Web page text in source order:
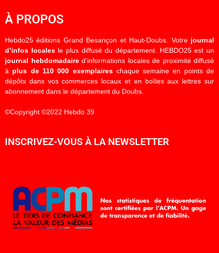
À PROPOS
Hebdo25 éditions Grand Besançon et Haut-Doubs. Votre journal
d’infos localesle plus diffusé du département. HEBDO25 est un
journal hebdomadaired’informations locales de proximité diffusé
à plus de 110 000 exemplaireschaque semaine en points de
dépôts dans vos commerces locaux et en boîtes aux lettres sur
abonnement dans le département du Doubs.
©Copyright ©2022 Hebdo 39
INSCRIVEZ-VOUS À LA NEWSLETTER